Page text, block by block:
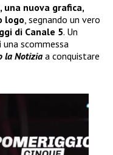
una nuova grafica,
logo , segnando un vero
di Canale 5. Un
scommessa
la Notiziaa conquistare